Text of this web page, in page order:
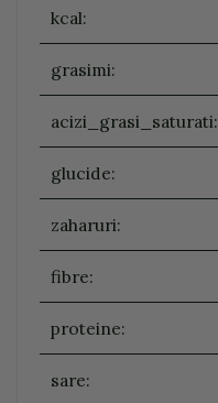
kcal:
grasimi:
acizi_grasi_saturati:
glucide:
zaharuri:
fibre:
proteine:
sare: